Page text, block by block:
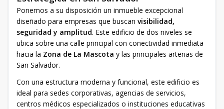
Ponemos a su disposición un inmueble excepcional
diseñado para empresas que buscan visibilidad,
seguridad y amplitud. Este edificio de dos niveles se
ubica sobre una calle principal con conectividad inmediata
hacia la Zona de La Mascota y las principales arterias de
San Salvador.
Con una estructura moderna y funcional, este edificio es
ideal para sedes corporativas, agencias de servicios,
centros médicos especializados o instituciones educativas